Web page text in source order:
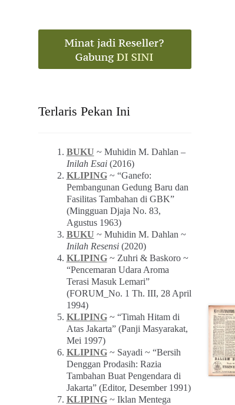
Terlaris Pekan Ini
BUKU ~ Muhidin M. Dahlan –
Inilah Esai(2016)
KLIPING~ “Ganefo:
Pembangunan Gedung Baru dan
Fasilitas Tambahan di GBK”
(Mingguan Djaja No. 83,
Agustus 1963)
BUKU ~ Muhidin M. Dahlan ~
Inilah Resensi(2020)
KLIPING~ Zuhri & Baskoro ~
“Pencemaran Udara Aroma
Terasi Masuk Lemari”
(FORUM_No. 1 Th. III, 28 April
1994)
KLIPING~ “Timah Hitam di
Atas Jakarta” (Panji Masyarakat,
Mei 1997)
KLIPING~ Sayadi ~ “Bersih
Denggan Prodasih: Razia
Tambahan Buat Pengendara di
Jakarta” (Editor, Desember 1991)
KLIPING~ Iklan Mentega